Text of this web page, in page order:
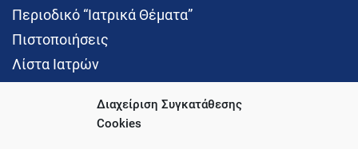
Διαχείριση Συγκατάθεσης
Cookies
Περιοδικό “Ιατρικά Θέματα”
Πιστοποιήσεις
Λίστα Ιατρών
Social Media